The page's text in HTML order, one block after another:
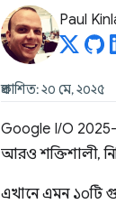
Paul
প্রকাশিত: ২০ মে, ২০২৫
Google I/O
আরও শক্তিশালী,
এখানে এমন ১০টি